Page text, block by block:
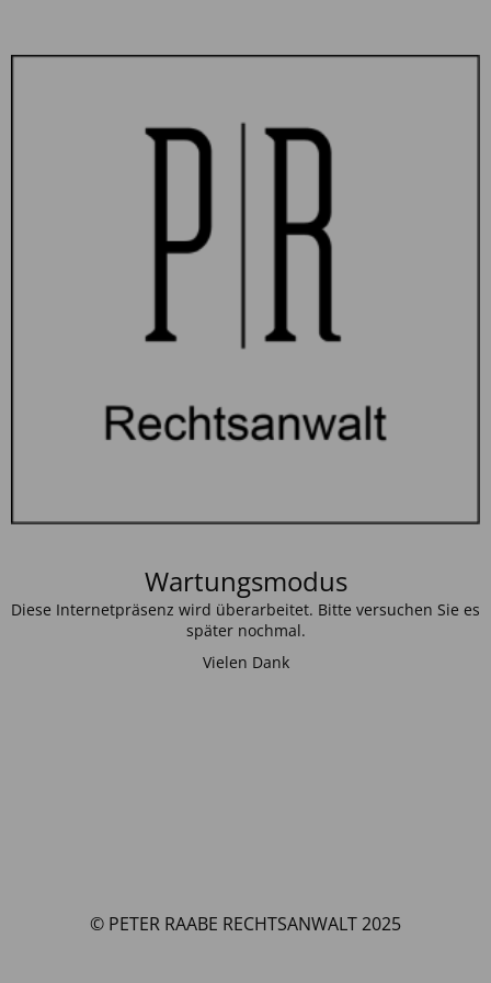
Wartungsmodus
Diese Internetpräsenz wird überarbeitet. Bitte versuchen Sie es
später nochmal.
Vielen Dank
© PETER RAABE RECHTSANWALT 2025